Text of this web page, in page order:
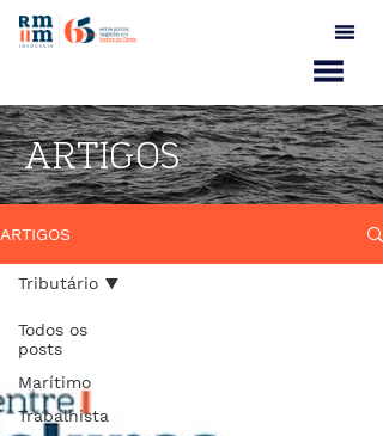
ARTIGOS
ARTIGOS
Todos os
posts
Marítimo
Trabalhista
Tributário